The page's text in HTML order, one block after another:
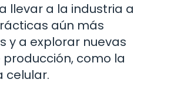
llevar a la industria a
aún más
y a explorar nuevas
como la
celular.